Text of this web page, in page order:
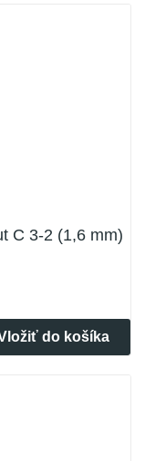
C 3-2 (1,6 mm)
do košíka